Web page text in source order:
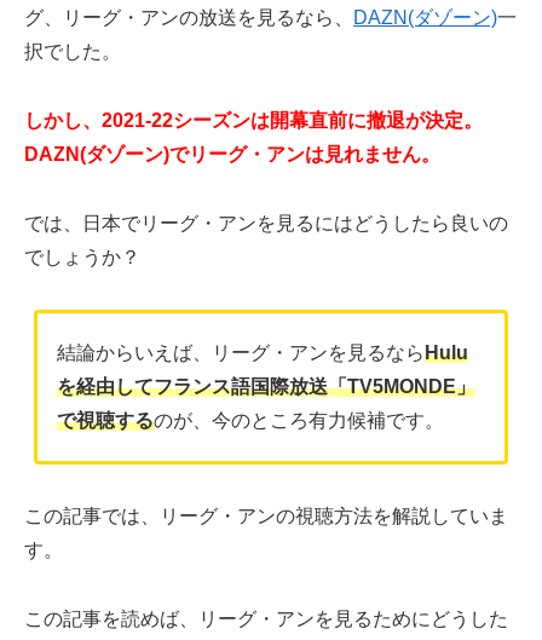
グ、リーグ・アンの放送を見るなら、
DAZN(ダゾーン)一
択でした。
しかし、2021-22シーズンは開幕直前に撤退が決定。
DAZN(ダゾーン)でリーグ・アンは見れません。
では、日本でリーグ・アンを見るにはどうしたら良いの
でしょうか？
結論からいえば、リーグ・アンを見るならHulu
を経由してフランス語国際放送「TV5MONDE」
で視聴するのが、今のところ有力候補です。
この記事では、リーグ・アンの視聴方法を解説していま
す。
この記事を読めば、リーグ・アンを見るためにどうした